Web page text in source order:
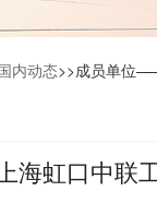
内动态>>成员单位
虹口中联